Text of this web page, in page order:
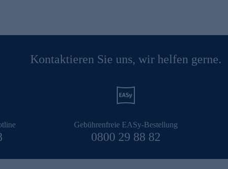
Kontaktieren Sie uns, wir helfen gerne.
Gebührenfreie EASy-Bestellung
0800 29 88 82